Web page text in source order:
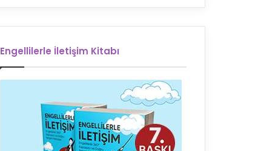
Engellilerle İletişim Kitabı